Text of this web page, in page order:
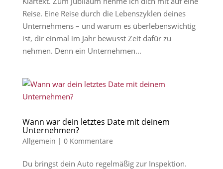
Reise. Eine Reise durch die Lebenszyklen deines
Unternehmens – und warum es überlebenswichtig
ist, dir einmal im Jahr bewusst Zeit dafür zu
nehmen. Denn ein Unternehmen...
Wann war dein letztes Date mit deinem
Unternehmen?
Allgemein | 0 Kommentare
Du bringst dein Auto regelmäßig zur Inspektion.